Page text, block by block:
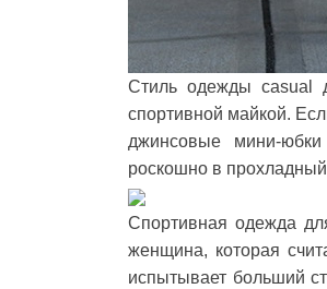
Стиль одежды casual
спортивной майкой.
джинсовые мини-
роскошно в
Спортивная одежда
женщина, которая
испытывает больший